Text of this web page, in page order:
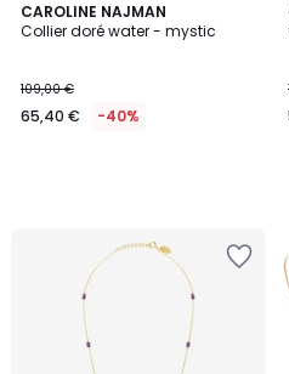
CAROLINE NAJMAN
Collier doré water - mystic
109,00 €
65,40 € -40%